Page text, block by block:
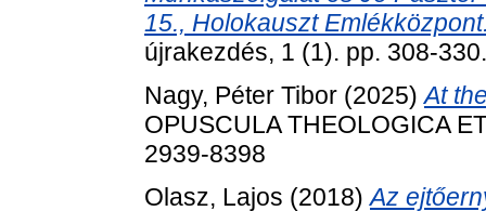
15., Holokauszt
újrakezdés, 1 (1). pp. 308-
Nagy, Péter Tibor (2025)At
OPUSCULA THEOLOGICA
2939-8398
Olasz, Lajos (2018)Az